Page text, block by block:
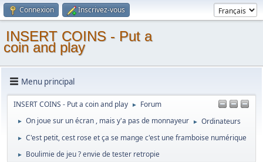
Connexion Inscrivez-vous
INSERT COINS - Put a
coin and play
Menu principal
INSERT COINS - Put a coin and play ► Forum
► On joue sur un écran , mais y'a pas de monnayeur ► Ordinateurs
► C'est petit, cest rose et ça se mange c'est une framboise numérique
► Boulimie de jeu ? envie de tester retropie